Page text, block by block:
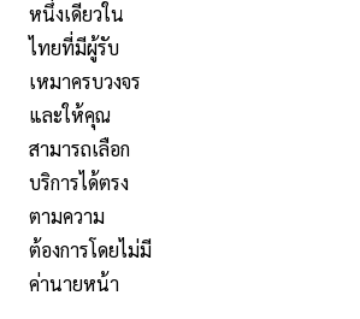
หนึ่งเดียวใน
ไทยที่มีผู้รับ
เหมาครบวงจร
และให้คุณ
สามารถเลือก
บริการได้ตรง
ตามความ
ต้องการโดยไม่มี
ค่านายหน้า